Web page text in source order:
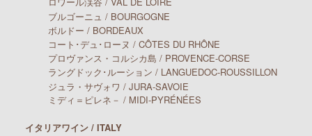
ブルゴーニュ / BOURGOGNE
ボルドー / BORDEAUX
コート･デュ･ローヌ / CÔTES DU RHÔNE
プロヴァンス・コルシカ島 / PROVENCE-CORSE
ラングドック･ルーション / LANGUEDOC-ROUSSILLON
ジュラ・サヴォワ / JURA-SAVOIE
ミディ＝ピレネ－ / MIDI-PYRÉNÉES
イタリアワイン / ITALY